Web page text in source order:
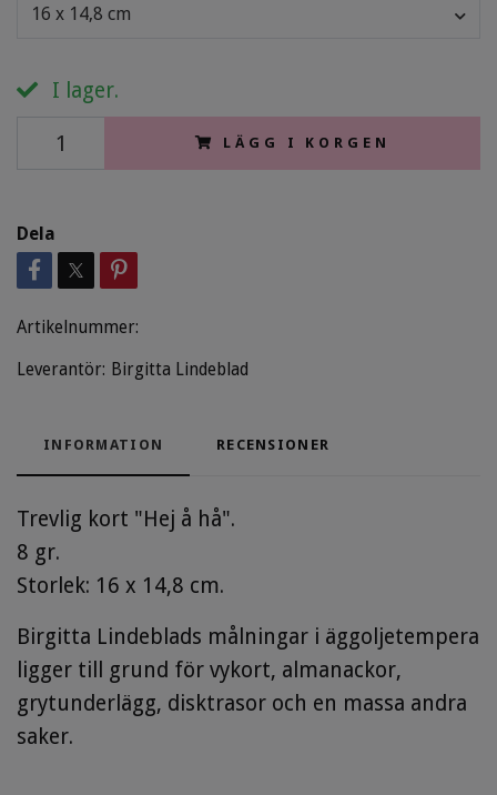
16 x 14,8 cm
I lager.
LÄGG I KORGEN
Dela
Artikelnummer:
Leverantör: Birgitta Lindeblad
INFORMATION RECENSIONER
Trevlig kort "Hej å hå".
8 gr.
Storlek: 16 x 14,8 cm.
Birgitta Lindeblads målningar i äggoljetempera
ligger till grund för vykort, almanackor,
grytunderlägg, disktrasor och en massa andra
saker.